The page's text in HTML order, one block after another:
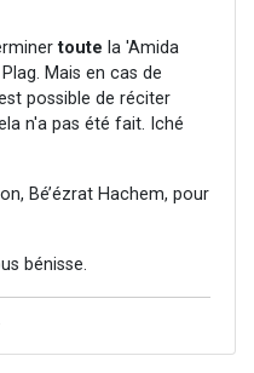
toute la 'Amida
Mais en cas de
possible de réciter
n'a pas été fait. Iché
Bé’ézrat Hachem, pour
bénisse.